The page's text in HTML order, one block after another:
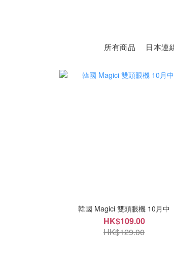
所有商品 日本連
韓國 Magici 雙頭眼機 10月中
HK$109.00
HK$129.00